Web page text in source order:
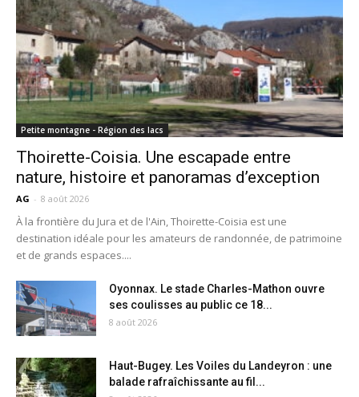
Petite montagne - Région des lacs
Thoirette-Coisia. Une escapade entre
nature, histoire et panoramas d’exception
AG - 8 août 2026
À la frontière du Jura et de l'Ain, Thoirette-Coisia est une
destination idéale pour les amateurs de randonnée, de patrimoine
et de grands espaces....
Oyonnax. Le stade Charles-Mathon ouvre
ses coulisses au public ce 18...
8 août 2026
Haut-Bugey. Les Voiles du Landeyron : une
balade rafraîchissante au fil...